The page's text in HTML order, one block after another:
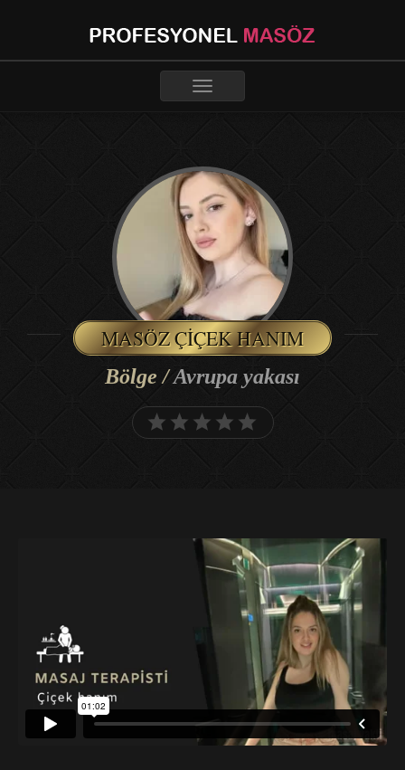
Toggle
MASÖZ ÇIÇEK HANIM
Bölge /Avrupa yakası